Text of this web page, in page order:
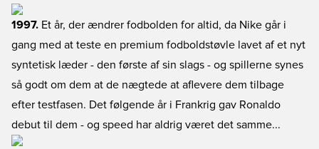
1997. Et år, der ændrer fodbolden for altid, da Nike går i
gang med at teste en premium fodboldstøvle lavet af et nyt
syntetisk læder - den første af sin slags - og spillerne synes
så godt om dem at de nægtede at aflevere dem tilbage
efter testfasen. Det følgende år i Frankrig gav Ronaldo
debut til dem - og speed har aldrig været det samme...